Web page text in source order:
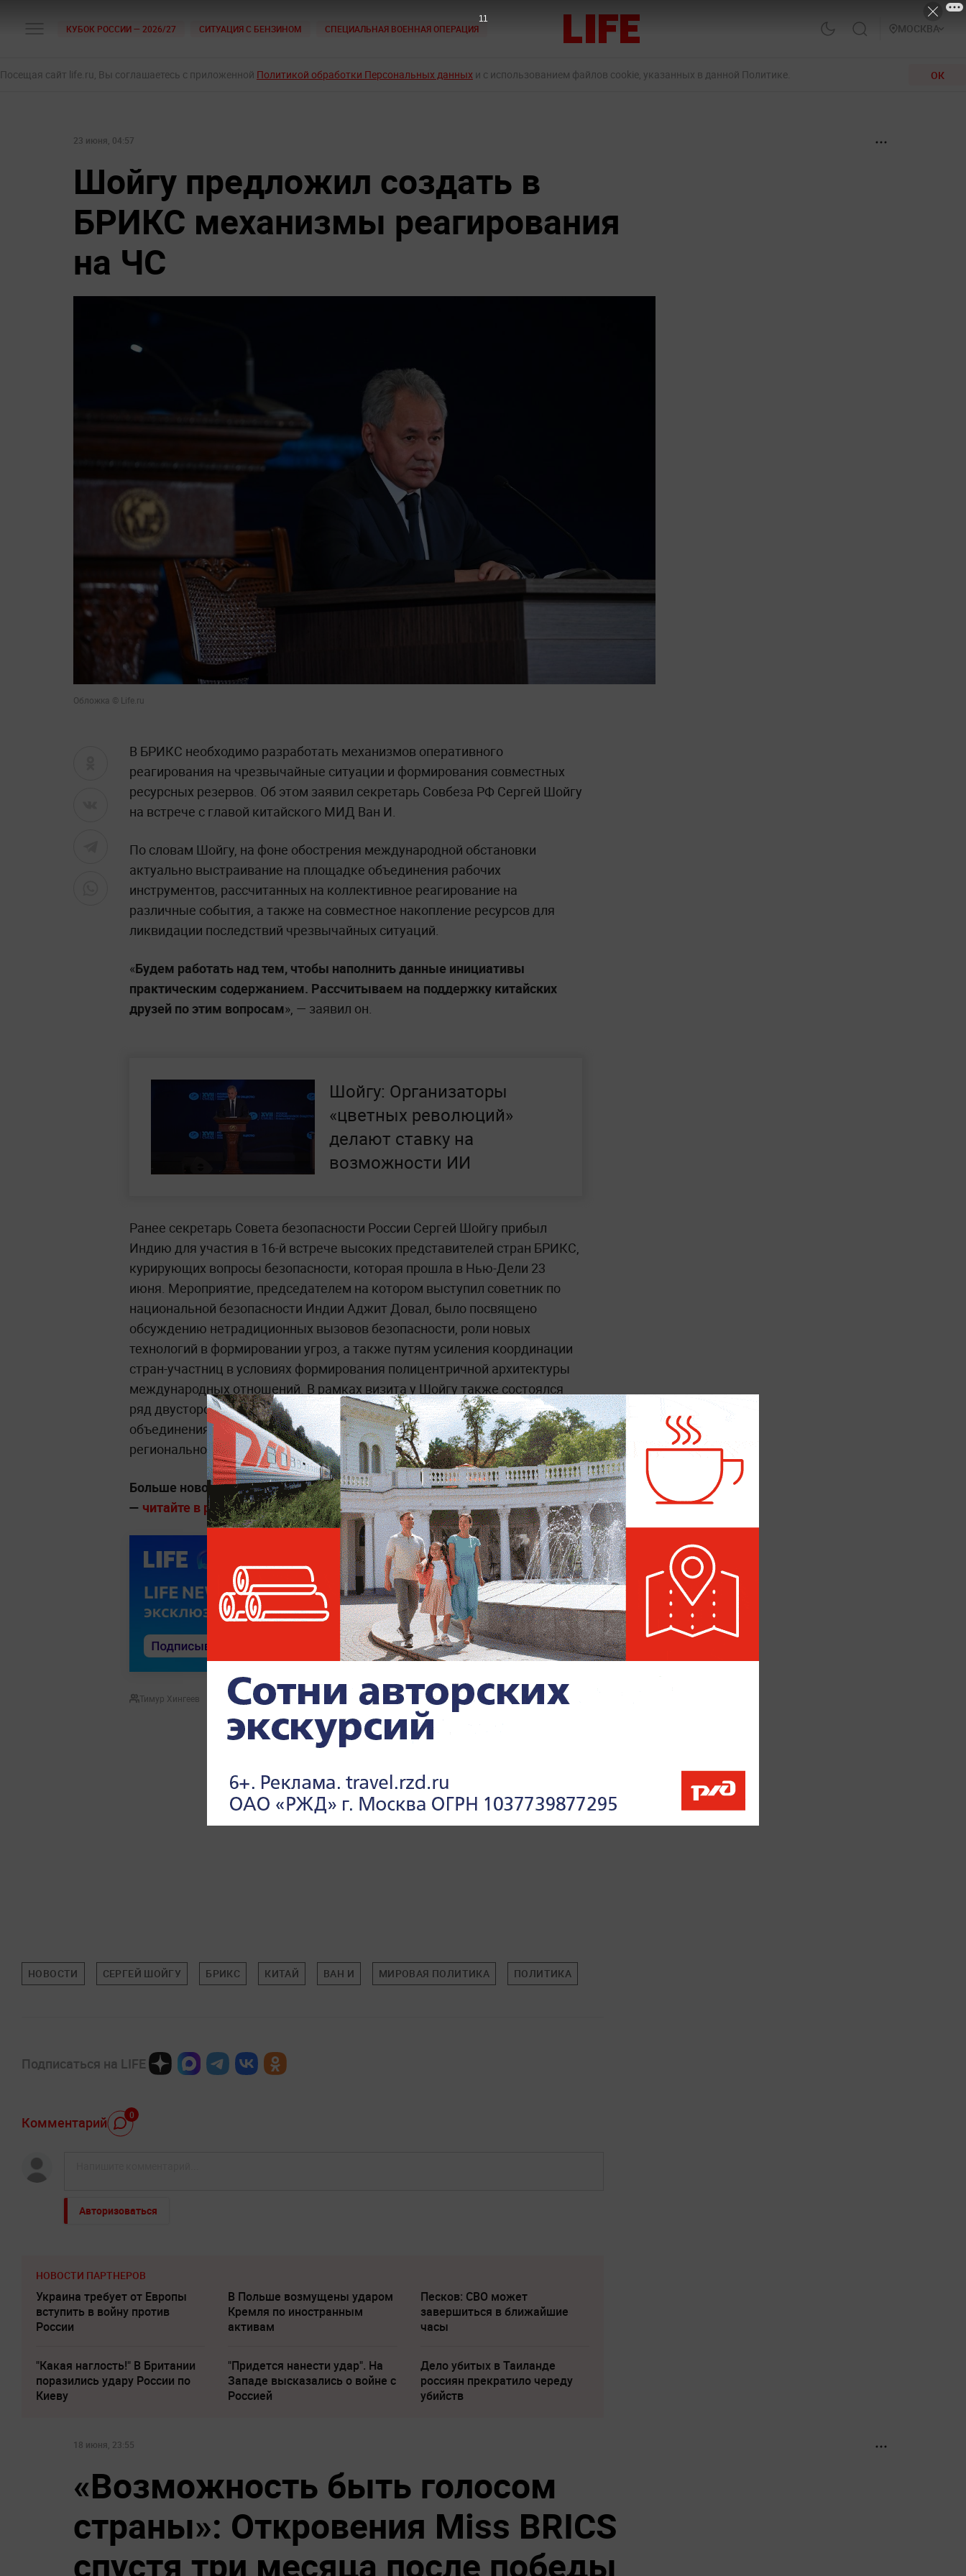
КУБОК РОССИИ — 2026/27 СИТУАЦИЯ С БЕНЗИНОМ СПЕЦИАЛЬНАЯ ВОЕННАЯ ОПЕРАЦИЯ МОСКВА
Посещая сайт life.ru, Вы соглашаетесь с приложенной Политикой обработки Персональных данных и с использованием файлов cookie, указанных в данной Политике. ОК
23 июня, 04:57
Шойгу предложил создать в
БРИКС механизмы реагирования
на ЧС
Обложка © Life.ru
В БРИКС необходимо разработать механизмов оперативного
реагирования на чрезвычайные ситуации и формирования совместных
ресурсных резервов. Об этом заявил секретарь Совбеза РФ Сергей Шойгу
на встрече с главой китайского МИД Ван И.
По словам Шойгу, на фоне обострения международной обстановки
актуально выстраивание на площадке объединения рабочих
инструментов, рассчитанных на коллективное реагирование на
различные события, а также на совместное накопление ресурсов для
ликвидации последствий чрезвычайных ситуаций.
«Будем работать над тем, чтобы наполнить данные инициативы
практическим содержанием. Рассчитываем на поддержку китайских
друзей по этим вопросам», — заявил он.
Шойгу: Организаторы
«цветных революций»
делают ставку на
возможности ИИ
Ранее секретарь Совета безопасности России Сергей Шойгу прибыл
Индию для участия в 16-й встрече высоких представителей стран БРИКС,
курирующих вопросы безопасности, которая прошла в Нью-Дели 23
июня. Мероприятие, председателем на котором выступил советник по
национальной безопасности Индии Аджит Довал, было посвящено
обсуждению нетрадиционных вызовов безопасности, роли новых
технологий в формировании угроз, а также путям усиления координации
стран-участниц в условиях формирования полицентричной архитектуры
международных отношений. В рамках визита у Шойгу также состоялся
ряд двусторонних встреч с главами делегаций ведущих стран
объединения для обсуждения актуальных вопросов глобальной и
региональной безопасности.
Больше новостей о глобальных событиях и международных отношениях
— читайте в разделе «Мировая политика» на Life.ru.
Тимур Хингеев
НОВОСТИ СЕРГЕЙ ШОЙГУ БРИКС КИТАЙ ВАН И МИРОВАЯ ПОЛИТИКА ПОЛИТИКА
Подписаться на LIFE
Комментарий 0
Авторизоваться
НОВОСТИ ПАРТНЕРОВ
Украина требует от Европы
вступить в войну против
России
В Польше возмущены ударом
Кремля по иностранным
активам
Песков: СВО может
завершиться в ближайшие
часы
"Какая наглость!" В Британии
поразились удару России по
Киеву
"Придется нанести удар". На
Западе высказались о войне с
Россией
Дело убитых в Таиланде
россиян прекратило череду
убийств
18 июня, 23:55
«Возможность быть голосом
страны»: Откровения Miss BRICS
спустя три месяца после победы
10